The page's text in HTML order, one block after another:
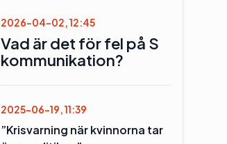
2026-04-02, 12:45
Vad är det för fel på S
kommunikation?
2025-06-19, 11:39
”Krisvarning när kvinnorna tar